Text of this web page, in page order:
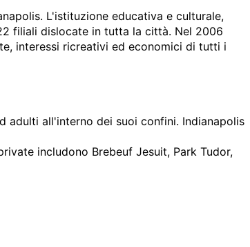
L'istituzione educativa e culturale,
filiali dislocate in tutta la città. Nel 2006
interessi ricreativi ed economici di tutti i
adulti all'interno dei suoi confini. Indianapolis
includono Brebeuf Jesuit, Park Tudor,